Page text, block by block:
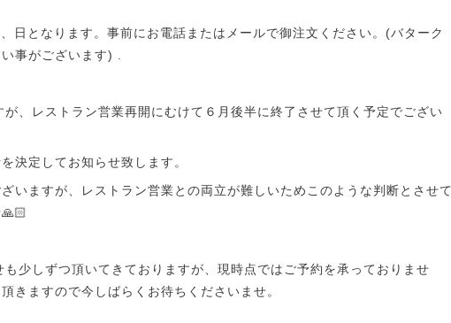
となります。事前にお電話またはメールで御注文ください。(バターク
事がございます) .
、レストラン営業再開にむけて６月後半に終了させて頂く予定でござい
決定してお知らせ致します。
いますが、レストラン営業との両立が難しいためこのような判断とさせて
少しずつ頂いてきておりますが、現時点ではご予約を承っておりませ
きますので今しばらくお待ちくださいませ。